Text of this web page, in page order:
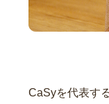
CaSyを代表す